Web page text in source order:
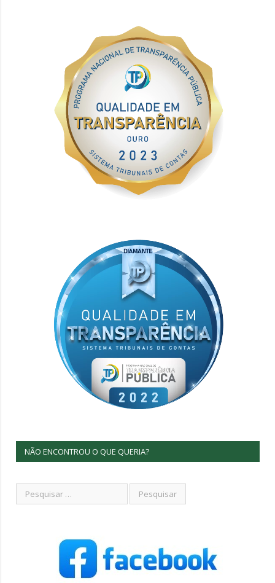
NÃO ENCONTROU O QUE QUERIA?